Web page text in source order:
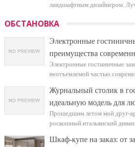
ландшафтным дизайнером.
ОБСТАНОВКА
Электронные
преимущества
Электронные гостиничные
неотъемлемой частью
Журнальный столик в
идеальную модель для
Прошедшим летом мой друг-
роскошный итальянский диван
Шкаф-купе на заказ: от